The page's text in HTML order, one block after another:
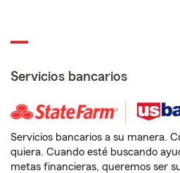
Servicios bancarios
Servicios bancarios a su manera.
quiera. Cuando esté buscando
metas financieras, queremos ser